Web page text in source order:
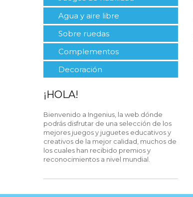
Agua y aire libre
Sobre ruedas
Complementos
Decoración
¡HOLA!
Bienvenido a Ingenius, la web dónde
podrás disfrutar de una selección de los
mejores juegos y juguetes educativos y
creativos de la mejor calidad, muchos de
los cuales han recibido premios y
reconocimientos a nivel mundial.